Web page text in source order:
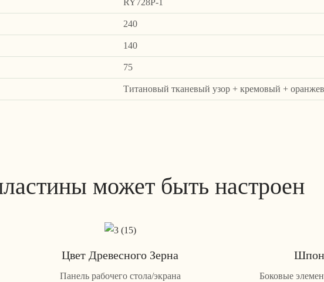
RY728P-1
240
140
75
Титановый тканевый узор + кремовый +
может быть настроен
Цвет Древесного Зерна
Панель рабочего стола/экрана
Шпон
Боковые